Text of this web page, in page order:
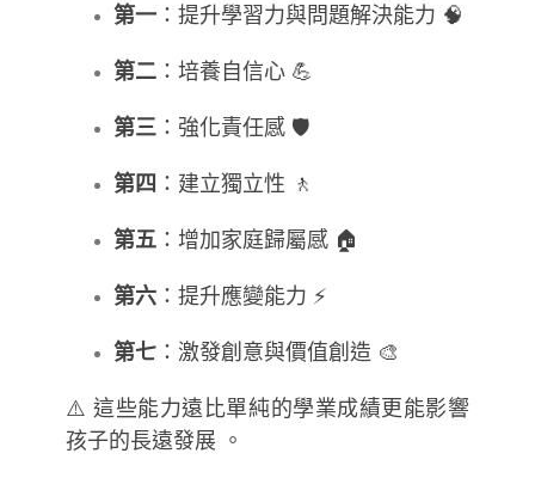
第一 ：提升學習力與問題解決能力 🧠
第二 ：培養自信心 💪
第三 ：強化責任感 🛡️
第四 ：建立獨立性 🚶
第五 ：增加家庭歸屬感 🏠
第六 ：提升應變能力 ⚡
第七 ：激發創意與價值創造 🎨
⚠️ 這些能力遠比單純的學業成績更能影響
孩子的長遠發展 。